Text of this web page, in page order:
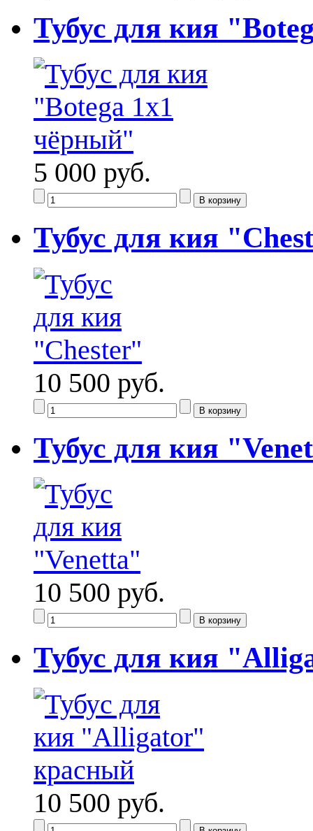
Тубус для кия
5 000 руб.
Тубус для кия
10 500 руб.
Тубус для кия
10 500 руб.
Тубус для кия
10 500 руб.